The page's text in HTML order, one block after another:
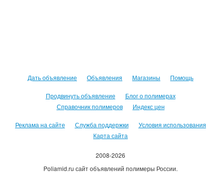
Дать объявление Объявления Магазины Помощь
Продвинуть объявление
Блог о полимерах
Справочник полимеров
Индекс цен
Реклама на сайте Служба поддержки
Условия использования
Карта сайта
2008-2026
Poliamid.ru сайт объявлений полимеры России.